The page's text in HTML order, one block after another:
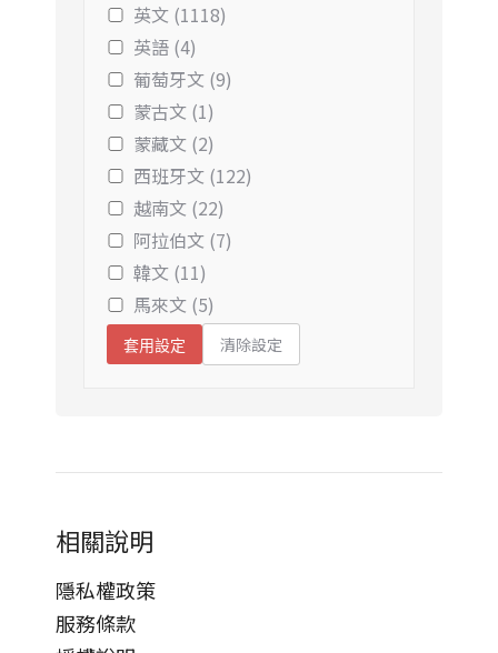
英文 (1118)
英語 (4)
葡萄牙文 (9)
蒙古文 (1)
蒙藏文 (2)
西班牙文 (122)
越南文 (22)
阿拉伯文 (7)
韓文 (11)
馬來文 (5)
套用設定 清除設定
相關說明
隱私權政策
服務條款